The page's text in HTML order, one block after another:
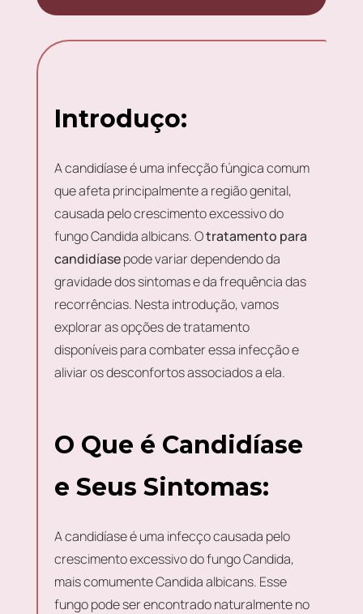
Introduço:
A candidíase é uma infecção fúngica comum
que afeta principalmente a região genital,
causada pelo crescimento excessivo do
fungo Candida albicans. Otratamento para
candidíasepode variar dependendo da
gravidade dos sintomas e da frequência das
recorrências. Nesta introdução, vamos
explorar as opções de tratamento
disponíveis para combater essa infecção e
aliviar os desconfortos associados a ela.
O Que é Candidíase
e Seus Sintomas:
A candidíase é uma infecço causada pelo
crescimento excessivo do fungo Candida,
mais comumente Candida albicans. Esse
fungo pode ser encontrado naturalmente no